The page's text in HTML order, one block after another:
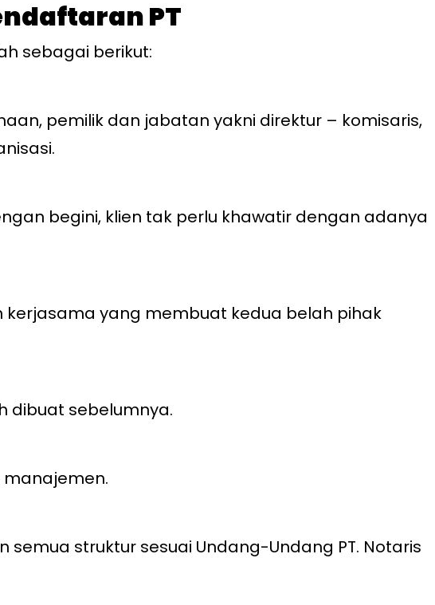
PT
sebagai berikut:
pemilik dan jabatan yakni direktur – komisaris,
begini, klien tak perlu khawatir dengan adanya
yang membuat kedua belah pihak
dibuat sebelumnya.
struktur sesuai Undang-Undang PT. Notaris